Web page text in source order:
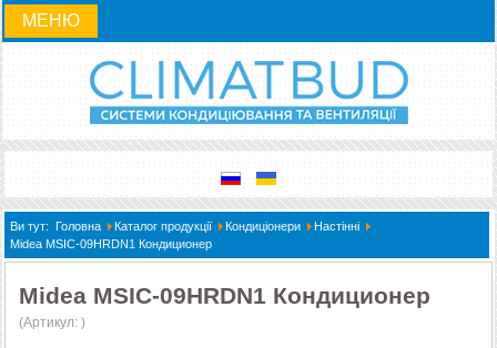
МЕНЮ
Ви тут: Головна Каталог продукції Кондиціонери
Настінні
Midea MSIC-09HRDN1 Кондиционер
Midea MSIC-09HRDN1 Кондиционер
(Артикул: )